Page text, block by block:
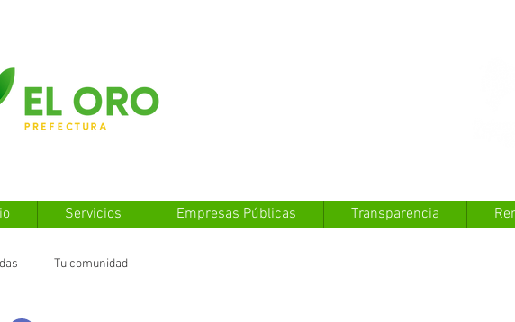
Servicios Empresas Públicas Transparencia
Tu comunidad